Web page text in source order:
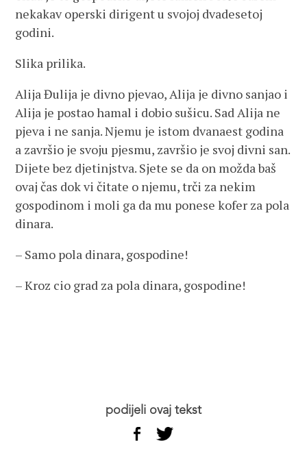
nekakav operski dirigent u svojoj dvadesetoj
godini.
Slika prilika.
Alija Đulija je divno pjevao, Alija je divno sanjao i
Alija je postao hamal i dobio sušicu. Sad Alija ne
pjeva i ne sanja. Njemu je istom dvanaest godina
a završio je svoju pjesmu, završio je svoj divni san.
Dijete bez djetinjstva. Sjete se da on možda baš
ovaj čas dok vi čitate o njemu, trči za nekim
gospodinom i moli ga da mu ponese kofer za pola
dinara.
– Samo pola dinara, gospodine!
– Kroz cio grad za pola dinara, gospodine!
podijeli ovaj tekst